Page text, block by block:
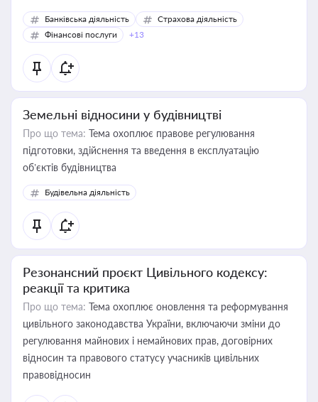
Банківська діяльність
Страхова діяльність
Фінансові послуги
+13
Земельні відносини у будівництві
Про що тема: Тема охоплює правове регулювання
підготовки, здійснення та введення в експлуатацію
об’єктів будівництва
Будівельна діяльність
Резонансний проєкт Цивільного кодексу:
реакції та критика
Про що тема: Тема охоплює оновлення та реформування
цивільного законодавства України, включаючи зміни до
регулювання майнових і немайнових прав, договірних
відносин та правового статусу учасників цивільних
правовідносин